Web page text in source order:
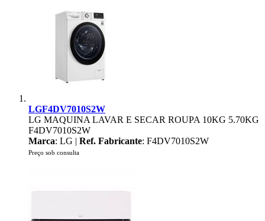
LGF4DV7010S2W
LG MAQUINA LAVAR E SECAR ROUPA 10KG 5.70KG
F4DV7010S2W
Marca: LG | Ref. Fabricante: F4DV7010S2W
Preço sob consulta